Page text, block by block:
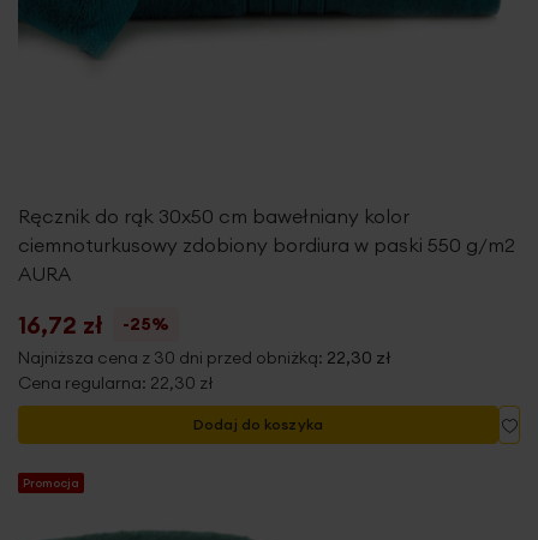
Ręcznik do rąk 30x50 cm bawełniany kolor
ciemnoturkusowy zdobiony bordiura w paski 550 g/m2
AURA
16,72 zł
-25%
Najniższa cena z 30 dni przed obniżką: 22,30 zł
Cena regularna: 22,30 zł
Dodaj do koszyka
Promocja